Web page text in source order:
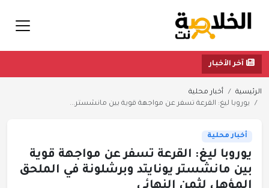
آخر الأخبار
الرئيسية
أخبار محلية
يوروبا ليغ: القرعة تسفر عن مواجهة قوية بين مانشستر...
أخبار محلية
يوروبا ليغ: القرعة تسفر عن مواجهة قوية
بين مانشستر يونايتد وبرشلونة في الملحق